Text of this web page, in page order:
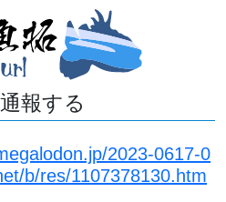
報する
2023-0617-0
b/res/1107378130.htm